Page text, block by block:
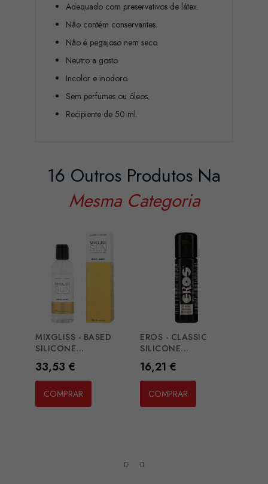
Adequado com preservativos de látex.
Não contém conservantes.
Não é pegajoso nem seco.
Neutro a gosto.
Incolor e inodoro.
Sem perfumes ou óleos.
Recipiente de 50 ml.
16 Outros Produtos Na
Mesma Categoria
MIXGLISS - BASED
SILICONE...
Preço
33,53 €
COMPRAR
EROS - CLASSIC
SILICONE...
Preço
16,21 €
COMPRAR